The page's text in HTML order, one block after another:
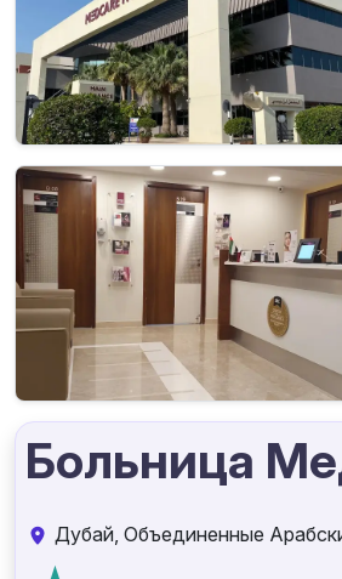
Больница
Дубай, Объединенные